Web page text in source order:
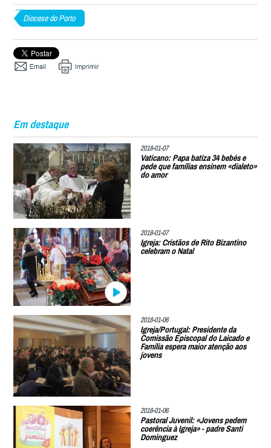
Diocese do Porto
Em destaque
2018-01-07
Vaticano: Papa batiza 34 bebés e
pede que famílias ensinem «dialeto»
do amor
2018-01-07
Igreja: Cristãos de Rito Bizantino
celebram o Natal
2018-01-06
Igreja/Portugal: Presidente da
Comissão Episcopal do Laicado e
Família espera maior atenção aos
jovens
2018-01-06
Pastoral Juvenil: «Jovens pedem
coerência à Igreja» - padre Santi
Dominguez